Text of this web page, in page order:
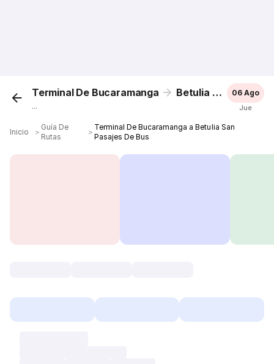
Terminal De Bucaramanga Betulia San
...
06 Ago
Jue
Inicio ＞
Guía De
Rutas
＞
Terminal De Bucaramanga a Betulia San
Pasajes De Bus